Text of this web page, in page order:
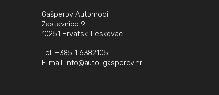
Gašperov Automobili
Zastavnice 9
10251 Hrvatski Leskovac
Tel: +385 1 6382105
E-mail: info@auto-gasperov.hr